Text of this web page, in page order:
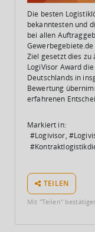
Die besten
bekanntesten und
bei allen
Ziel gesetzt dies
LogiVisor Award
Deutschlands in
Bewertung
erfahrenen
Markiert in:
Logivisor
TEILEN
Mit "Teilen"